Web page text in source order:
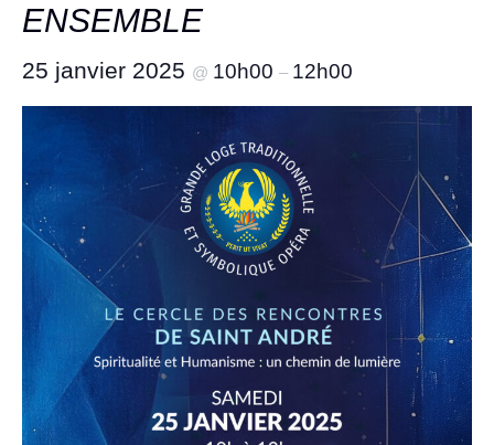
ENSEMBLE
25 janvier 2025 @ 10h00 – 12h00